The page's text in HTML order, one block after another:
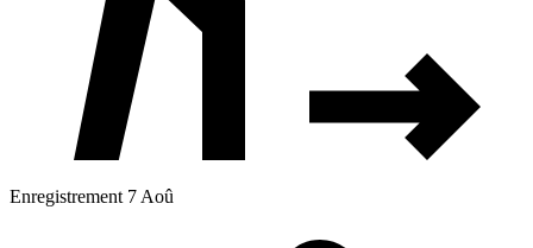
Enregistrement 7 Aoû